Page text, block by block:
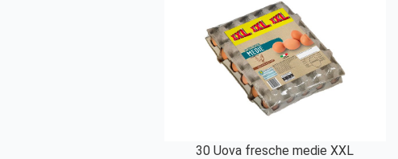
30 Uova fresche medie XXL